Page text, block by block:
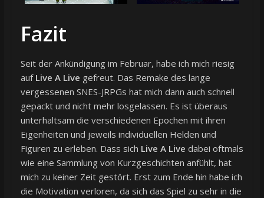
Fazit
Seit der Ankündigung im Februar, habe ich mich riesig
auf Live A Live gefreut. Das Remake des lange
vergessenen SNES-JRPGs hat mich dann auch schnell
gepackt und nicht mehr losgelassen. Es ist überaus
unterhaltsam die verschiedenen Epochen mit ihren
Eigenheiten und jeweils individuellen Helden und
Figuren zu erleben. Dass sich Live A Live dabei oftmals
wie eine Sammlung von Kurzgeschichten anfühlt, hat
mich zu keiner Zeit gestört. Erst zum Ende hin habe ich
die Motivation verloren, da sich das Spiel zu sehr in die